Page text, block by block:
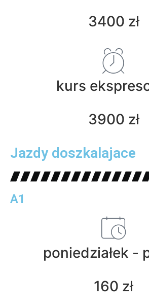
3400 zł
kurs
3900 zł
Jazdy doszkalajace
A1
poniedziałek -
160 zł